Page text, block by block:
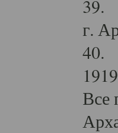
39.
г.
40.
Все